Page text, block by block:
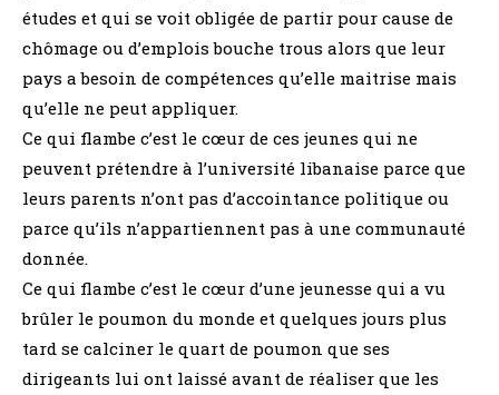
études et qui se voit obligée de partir pour cause de
chômage ou d’emplois bouche trous alors que leur
pays a besoin de compétences qu’elle maitrise mais
qu’elle ne peut appliquer.
Ce qui flambe c’est le cœur de ces jeunes qui ne
peuvent prétendre à l’université libanaise parce que
leurs parents n’ont pas d’accointance politique ou
parce qu’ils n’appartiennent pas à une communauté
donnée.
Ce qui flambe c’est le cœur d’une jeunesse qui a vu
brûler le poumon du monde et quelques jours plus
tard se calciner le quart de poumon que ses
dirigeants lui ont laissé avant de réaliser que les